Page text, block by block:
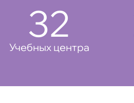
32
Учебных центра